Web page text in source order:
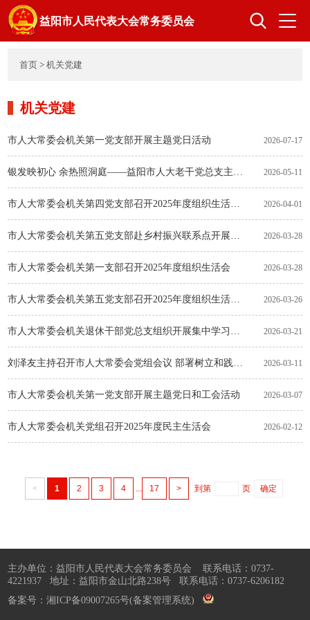
益阳市人民代表大会常务委员会
领导之窗 组成人员
代表工作 选举任免
机关党建
首页 >机关党建
机关党建
市人大常委会机关第一党支部开展主题党日活动 2026-07-17
银发映初心 余热照洞庭——益阳市人大老干党总支主题党日活动侧记 2026-05-11
市人大常委会机关第四党支部召开2025年度组织生活会和开展民主评议党员 2026-04-01
市人大常委会机关第五党支部赴乡村振兴联系点开展主题党日活动 2026-03-28
市人大常委会机关第一支部召开2025年度组织生活会 2026-03-28
市人大常委会机关第五党支部召开2025年度组织生活会和民主评议党员暨党支部书记 “双述双评”会议 2026-03-26
市人大常委会机关退休干部党总支组织开展集中学习活动 2026-03-21
刘泽友主持召开市人大常委会党组会议 部署树立和践行正确政绩观学习教育 2026-03-11
市人大常委会机关第一党支部开展主题党日和工会活动 2026-03-07
市人大常委会机关党组召开2025年度民主生活会 2026-02-12
< 1 2 3 4 ... 17 > 到第 页 确定
主办单位：益阳市人民代表大会常务委员会 联系电话：0737-
4221937 地址：益阳市金山北路238号 联系电话：0737-6206182
备案号：湘ICP备09007265号(备案管理系统)